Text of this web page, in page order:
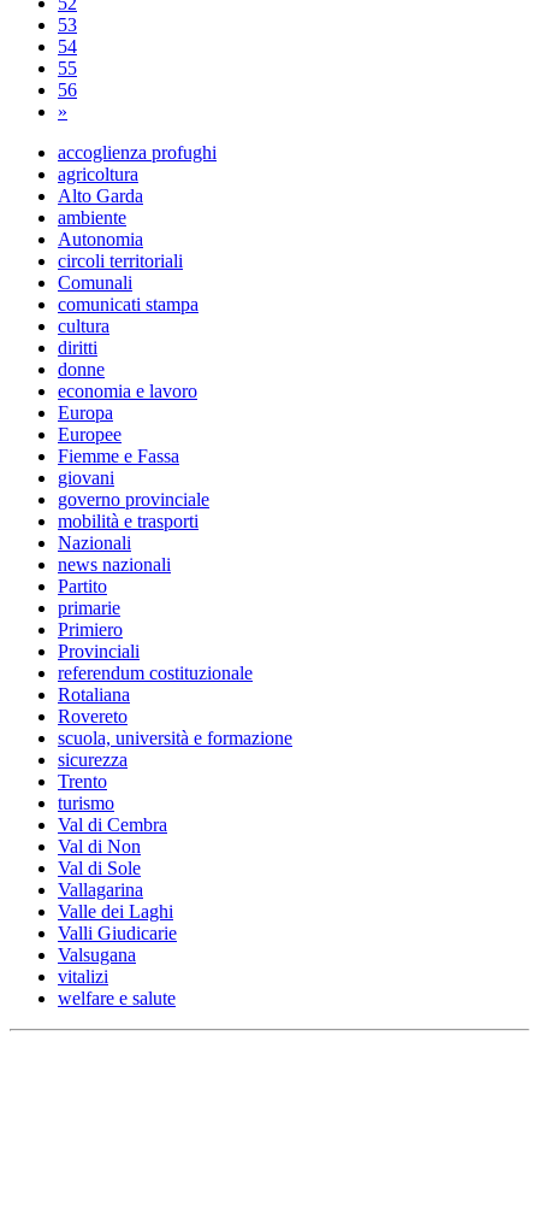
53
54
55
56
»
accoglienza profughi
agricoltura
Alto Garda
ambiente
Autonomia
circoli territoriali
Comunali
comunicati stampa
cultura
diritti
donne
economia e lavoro
Europa
Europee
Fiemme e Fassa
giovani
governo provinciale
mobilità e trasporti
Nazionali
news nazionali
Partito
primarie
Primiero
Provinciali
referendum costituzionale
Rotaliana
Rovereto
scuola, università e formazione
sicurezza
Trento
turismo
Val di Cembra
Val di Non
Val di Sole
Vallagarina
Valle dei Laghi
Valli Giudicarie
Valsugana
vitalizi
welfare e salute